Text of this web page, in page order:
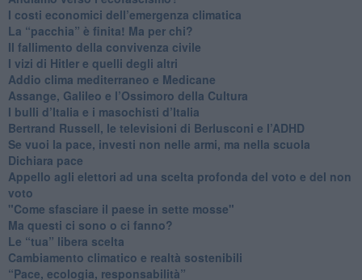
I costi economici dell’emergenza climatica
​La “pacchia” è finita! Ma per chi?
​Il fallimento della convivenza civile
​I vizi di Hitler e quelli degli altri
Addio clima mediterraneo e Medicane
​Assange, Galileo e l’Ossimoro della Cultura
​I bulli d’Italia e i masochisti d’Italia
​Bertrand Russell, le televisioni di Berlusconi e l’ADHD
​Se vuoi la pace, investi non nelle armi, ma nella scuola
​Dichiara pace
​Appello agli elettori ad una scelta profonda del voto e del non
voto
"Come sfasciare il paese in sette mosse"
​Ma questi ci sono o ci fanno?
​Le “tua” libera scelta
Cambiamento climatico e realtà sostenibili
“Pace, ecologia, responsabilità”